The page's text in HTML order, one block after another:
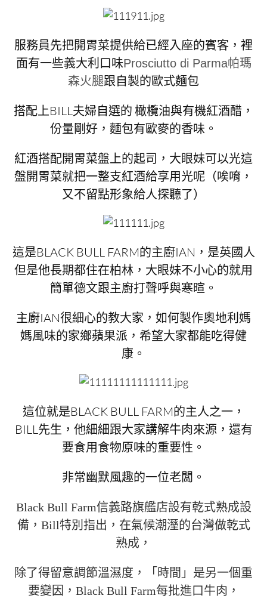
服務員先把開胃菜提供給已經入座的賓客，裡
面有一些義大利口味Prosciutto di Parma帕瑪
森火腿跟自製的歐式麵包
搭配上BILL夫婦自選的 橄欖油與有機紅酒醋，
份量剛好，麵包有歐麥的香味。
紅酒搭配開胃菜盤上的起司，大眼妹可以光這
盤開胃菜就把一整支紅酒給享用光呢（唉唷，
又不留點形象給人探聽了）
這是BLACK BULL FARM的主廚IAN，是英國人
但是他長期都住在柏林，大眼妹不小心的就用
簡單德文跟主廚打聲呼與寒暄。
主廚IAN很細心的教大家，如何製作奧地利媽
媽風味的家鄉蘋果派，希望大家都能吃得健
康。
這位就是BLACK BULL FARM的主人之一，
BILL先生，他細細跟大家講解牛肉來源，還有
要食用食物原味的重要性。
非常幽默風趣的一位老闆。
Black Bull Farm信義路旗艦店設有乾式熟成設
備，Bill特別指出，在氣候潮溼的台灣做乾式
熟成，
除了得留意調節溫濕度，「時間」是另一個重
要變因，Black Bull Farm每批進口牛肉，